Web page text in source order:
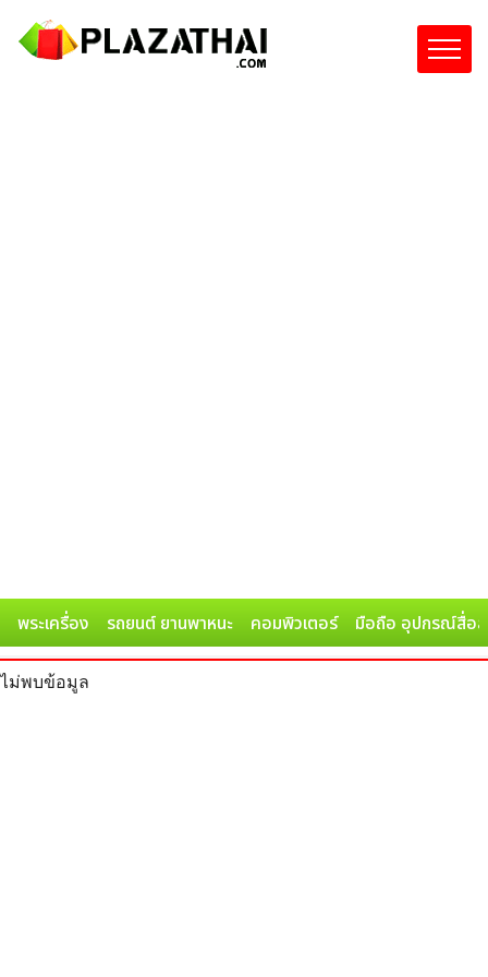
พระเครื่อง รถยนต์ ยานพาหนะ คอมพิวเตอร์ มือถือ อุปกรณ์สื่อส
ไม่พบข้อมูล